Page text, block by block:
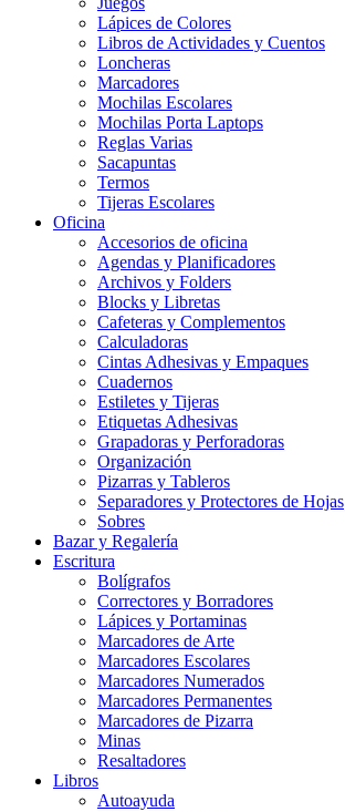
Lápices de Colores
Libros de Actividades y Cuentos
Loncheras
Marcadores
Mochilas Escolares
Mochilas Porta Laptops
Reglas Varias
Sacapuntas
Termos
Tijeras Escolares
Oficina
Accesorios de oficina
Agendas y Planificadores
Archivos y Folders
Blocks y Libretas
Cafeteras y Complementos
Calculadoras
Cintas Adhesivas y Empaques
Cuadernos
Estiletes y Tijeras
Etiquetas Adhesivas
Grapadoras y Perforadoras
Organización
Pizarras y Tableros
Separadores y Protectores de Hojas
Sobres
Bazar y Regalería
Escritura
Bolígrafos
Correctores y Borradores
Lápices y Portaminas
Marcadores de Arte
Marcadores Escolares
Marcadores Numerados
Marcadores Permanentes
Marcadores de Pizarra
Minas
Resaltadores
Libros
Autoayuda